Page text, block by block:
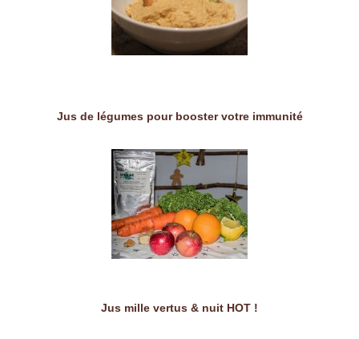
Jus de légumes pour booster votre immunité
Jus mille vertus & nuit HOT !